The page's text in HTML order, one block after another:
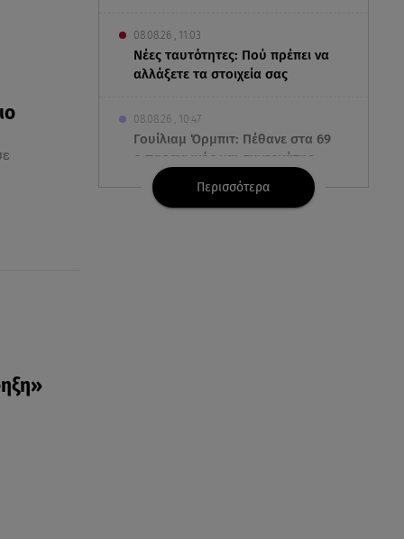
08.08.26 , 11:03
Νέες ταυτότητες: Πού πρέπει να
αλλάξετε τα στοιχεία σας
08.08.26 , 10:47
Γουίλιαμ Όρμπιτ: Πέθανε στα 69
ο παραγωγός και συνεργάτης
της Μαντόνα
Περισσότερα